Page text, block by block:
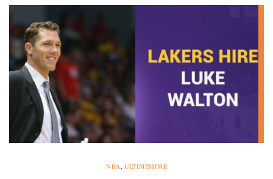
NBA, ULTIMISSIME